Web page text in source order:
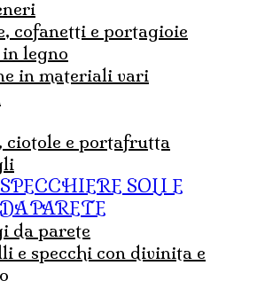
cofanetti e portagioie
in legno
in materiali vari
ciotole e portafrutta
PARETE
da parete